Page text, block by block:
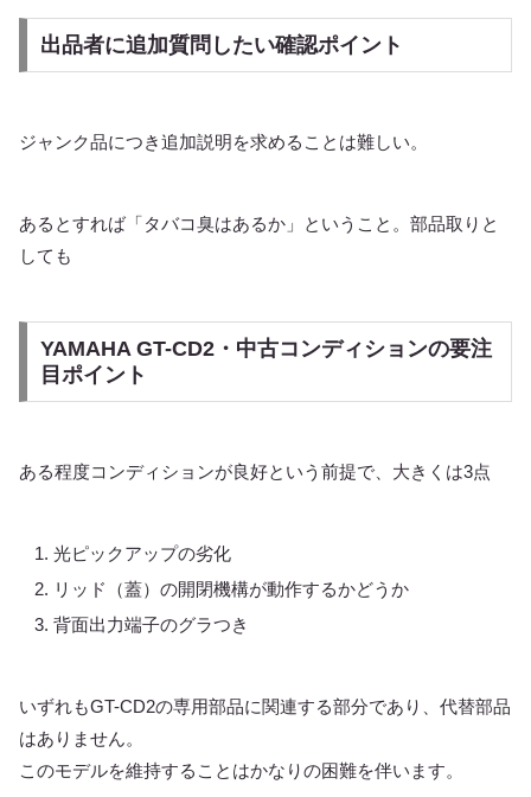
出品者に追加質問したい確認ポイント
ジャンク品につき追加説明を求めることは難しい。
あるとすれば「タバコ臭はあるか」ということ。部品取りと
しても
YAMAHA GT-CD2・中古コンディションの要注
目ポイント
ある程度コンディションが良好という前提で、大きくは3点
光ピックアップの劣化
リッド（蓋）の開閉機構が動作するかどうか
背面出力端子のグラつき
いずれもGT-CD2の専用部品に関連する部分であり、代替部品
はありません。
このモデルを維持することはかなりの困難を伴います。